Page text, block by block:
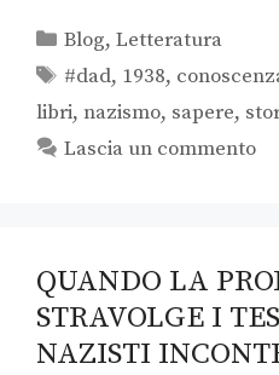
Blog,Letteratura
#dad, 1938,
libri, nazismo, sapere,
Lascia un commento
QUANDO LA
STRAVOLGE I
NAZISTI